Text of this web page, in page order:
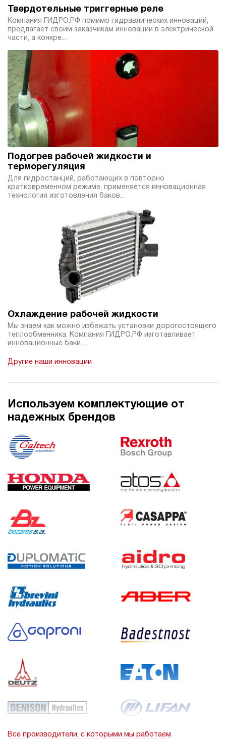
Твердотельные триггерные реле
Компания ГИДРО.РФ помимо гидравлических инноваций,
предлагает своим заказчикам инновации в электрической
части, а конкре...
Подогрев рабочей жидкости и
терморегуляция
Для гидростанций, работающих в повторно
кратковременном режиме, применяется инновационная
технология изготовления баков...
Охлаждение рабочей жидкости
Мы знаем как можно избежать установки дорогостоящего
теплообменника. Компания ГИДРО.РФ изготавливает
инновационные баки ...
Другие наши инновации
Используем комплектующие от
надежных брендов
Все производители, с которыми мы работаем